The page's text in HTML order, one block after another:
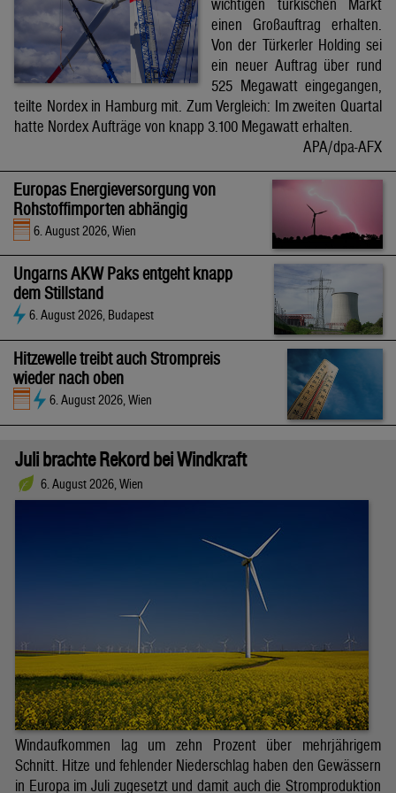
wichtigen türkischen Markt
einen Großauftrag erhalten.
Von der Türkerler Holding sei
ein neuer Auftrag über rund
525 Megawatt eingegangen,
teilte Nordex in Hamburg mit. Zum Vergleich: Im zweiten Quartal
hatte Nordex Aufträge von knapp 3.100 Megawatt erhalten.
APA/dpa-AFX
Europas Energieversorgung von
Rohstoffimporten abhängig
6. August 2026, Wien
Ungarns AKW Paks entgeht knapp
dem Stillstand
6. August 2026, Budapest
Hitzewelle treibt auch Strompreis
wieder nach oben
6. August 2026, Wien
Juli brachte Rekord bei Windkraft
6. August 2026, Wien
Windaufkommen lag um zehn Prozent über mehrjährigem
Schnitt. Hitze und fehlender Niederschlag haben den Gewässern
in Europa im Juli zugesetzt und damit auch die Stromproduktion